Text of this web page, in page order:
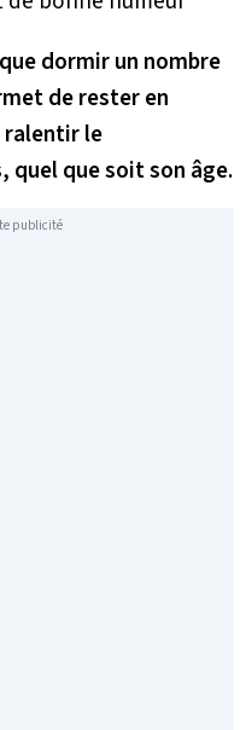
dormir un nombre
de rester en
ralentir le
quel que soit son âge.
publicité